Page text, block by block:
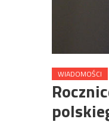
WIADOMOŚCI